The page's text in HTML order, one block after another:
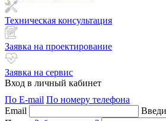
Техническая консультация
Заявка на проектирование
Заявка на сервис
Вход в личный кабинет
По E-mail По номеру телефона
Email